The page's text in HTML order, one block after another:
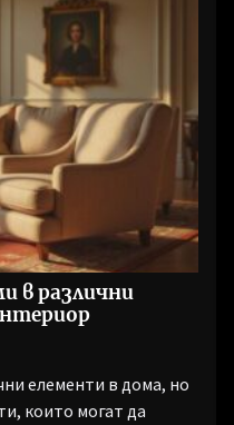
в различни
елементи в дома, но
които могат да